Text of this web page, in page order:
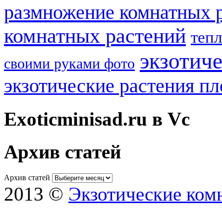
размножение комнатных
комнатных растений
своими руками фото
экзотические растения
Exoticminisad.ru в Vc
Архив статей
Архив статей
2013 © Экзотические